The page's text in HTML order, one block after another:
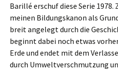
Barillé erschuf diese Serie
meinen Bildungskanon als
breit angelegt durch die
beginnt dabei noch etwas
Erde und endet mit dem
durch Umweltverschmutzung